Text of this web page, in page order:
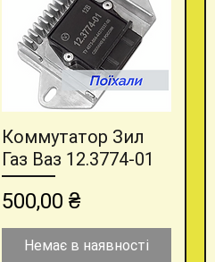
Швидкий перегляд
Коммутатор Зил
Газ Ваз 12.3774-01
Ціна
500,00 ₴
Немає в наявності